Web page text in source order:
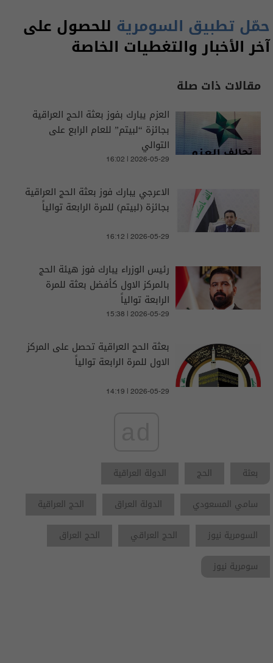
حمّل تطبيق السومرية للحصول على
آخر الأخبار والتغطيات الخاصة
مقالات ذات صلة
العزم يبارك بفوز بعثة الحج العراقية
بجائزة “لبيتم” للعام الرابع على
التوالي
16:02 | 2026-05-29
الاعرجي يبارك فوز بعثة الحج العراقية
بجائزة (لبيتم) للمرة الرابعة توالياً
16:12 | 2026-05-29
رئيس الوزراء يبارك فوز هيئة الحج
بالمركز الاول كأفضل بعثة للمرة
الرابعة توالياً
15:38 | 2026-05-29
بعثة الحج العراقية تحصل على المركز
الاول للمرة الرابعة توالياً
14:19 | 2026-05-29
بعثة الحج
الدولة العراقية
سامي المسعودي
الدولة العراق
الحج العراقية
السومرية نيوز
الحج العراقي
الحج العراق
سومرية نيوز